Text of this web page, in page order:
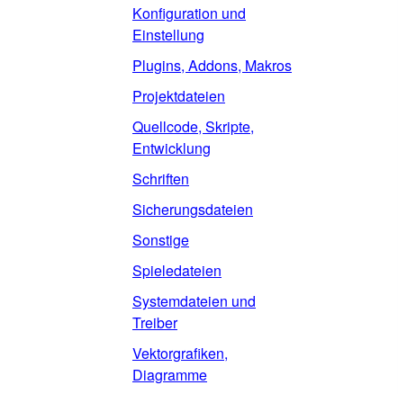
Konfiguration und
Einstellung
Plugins, Addons, Makros
Projektdateien
Quellcode, Skripte,
Entwicklung
Schriften
Sicherungsdateien
Sonstige
Spieledateien
Systemdateien und
Treiber
Vektorgrafiken,
Diagramme